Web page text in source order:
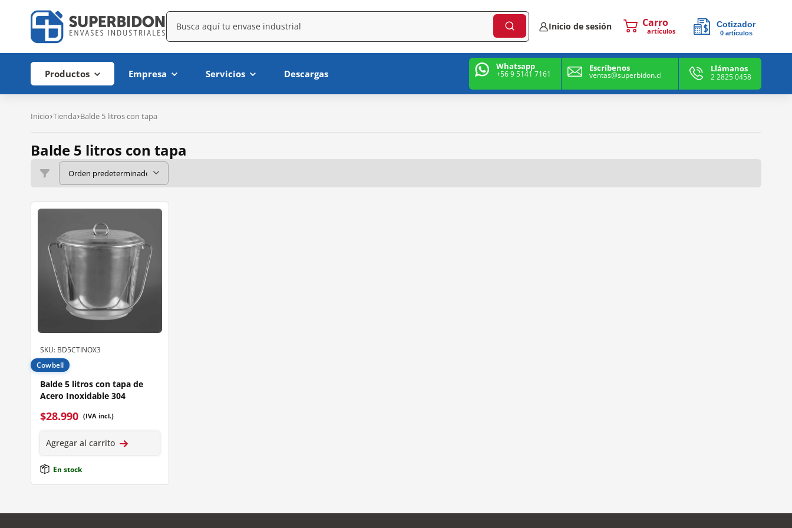
Inicio de sesión artículos
Cotizador
0artículos
Productos Empresa Servicios Descargas
Whatsapp
+56 9 5141 7161
Escríbenos
ventas@superbidon.cl
Llámanos
2 2825 0458
Inicio Tienda Balde 5 litros con tapa
Balde 5 litros con tapa
SKU: BD5CTINOX3
Cowbell
Balde 5 litros con tapa de
Acero Inoxidable 304
$28.990 (IVA incl.)
Agregar al carrito
En stock